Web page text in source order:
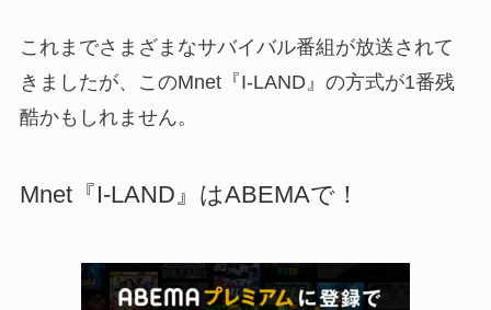
これまでさまざまなサバイバル番組が放送されて
きましたが、このMnet『I-LAND』の方式が1番残
酷かもしれません。
Mnet『I-LAND』はABEMAで！